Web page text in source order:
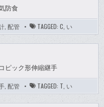
防食
,配管 TAGGED:C い
ック形伸縮継手
,配管 TAGGED: T い